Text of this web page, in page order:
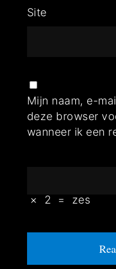
Site
Mijn naam, e-
deze browser
wanneer ik een
× 2 = zes